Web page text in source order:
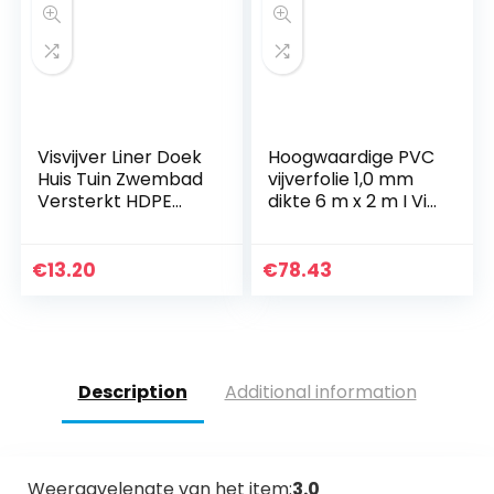
Visvijver Liner Doek
Huis Tuin Zwembad
Versterkt HDPE
ctuur Tuin
Afdekking Stof
Zwart, 2m / 3m /
€13.20
Hoogwaardige PVC
vijverfolie 1,0 mm
dikte 6 m x 2 m I Vis
weerbestendig I
€78.43
Description Additional information
Weergavelengte van het item:3.0